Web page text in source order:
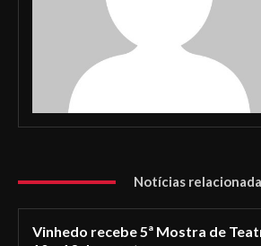
Notícias
Vinhedo recebe 5ª Mostra de